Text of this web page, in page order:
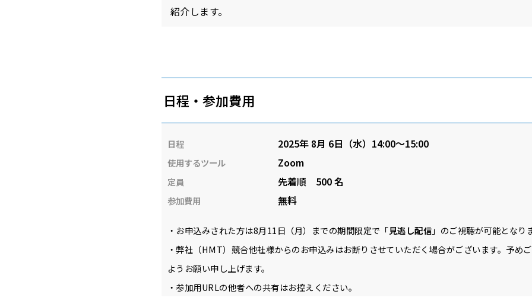
紹介します。
日程・参加費用
日程 2025年 8月 6日（水）14:00～15:00
使用するツール Zoom
定員 先着順 500 名
参加費用 無料
・お申込みされた方は8月11日（月）までの期間限定で「見逃し配信」のご視聴が可能となり
・弊社（HMT）競合他社様からのお申込みはお断りさせていただく場合がございます。予め
ようお願い申し上げます。
・参加用URLの他者への共有はお控えください。